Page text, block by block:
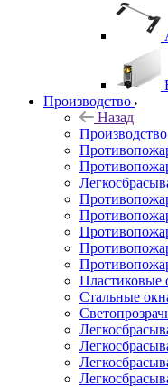
Производство
Назад
Производство
Пластиковые
Стальные